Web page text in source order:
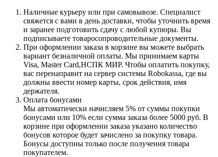
Наличные курьеру или при самовывозе. Специалист
свяжется с вами в день доставки, чтобы уточнить время
и заранее подготовить сдачу с любой купюры. Вы
подписываете товаросопроводительные документы.
При оформлении заказа в корзине вы можете выбрать
вариант безналичной оплаты. Мы принимаем карты
Visa, Master Card,НСПК МИР. Чтобы оплатить покупку,
вас перенаправит на сервер системы Robokassa, где вы
должны ввести номер карты, срок действия, имя
держателя.
Оплата бонусами
Мы автоматически начисляем 5% от суммы покупки
бонусами или 10% если сумма заказа более 5000 руб. В
корзине при оформлении заказа указано количество
бонусов которое будет зачислено за покупку товара.
Бонусы доступны только после получения товара
покупателем.